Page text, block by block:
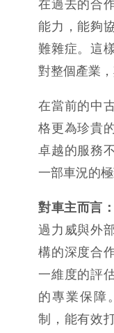
在過去的合
能力，能夠
難雜症。這
對整個產業
在當前的中
格更為珍貴
卓越的服務
一部車況的極
對車主而言
過力威與外
構的深度合
一維度的評
的專業保障
制，能有效